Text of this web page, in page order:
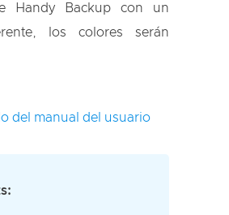
Handy Backup con un
los colores serán
del manual del usuario